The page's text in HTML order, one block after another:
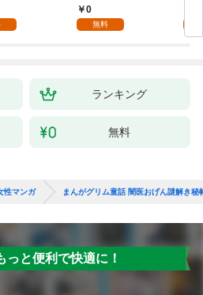
抱かれて困ってます 第
1話
0
無料
ランキング
無料
性マンガ まんがグリム童話 闇医おげん謎解き秘
っと便利で快適に！